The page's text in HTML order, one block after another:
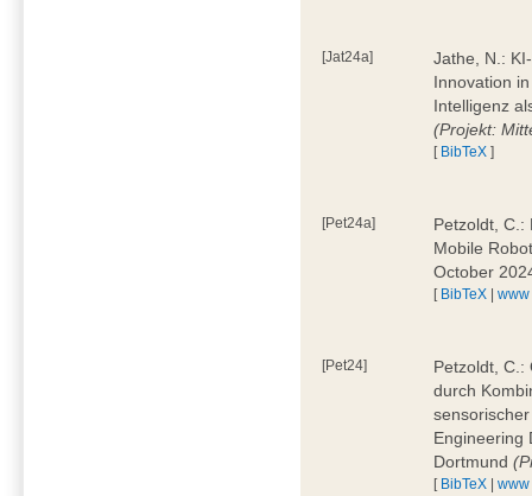
[Jat24a]
Jathe, N.:
Innovation
Intelligenz
(Projekt:
[ BibTeX ]
[Pet24a]
Petzoldt, C.:
Mobile
October
[ BibTeX |www
[Pet24]
Petzoldt, C.:
durch
Engineering
Dortmund
[ BibTeX |www